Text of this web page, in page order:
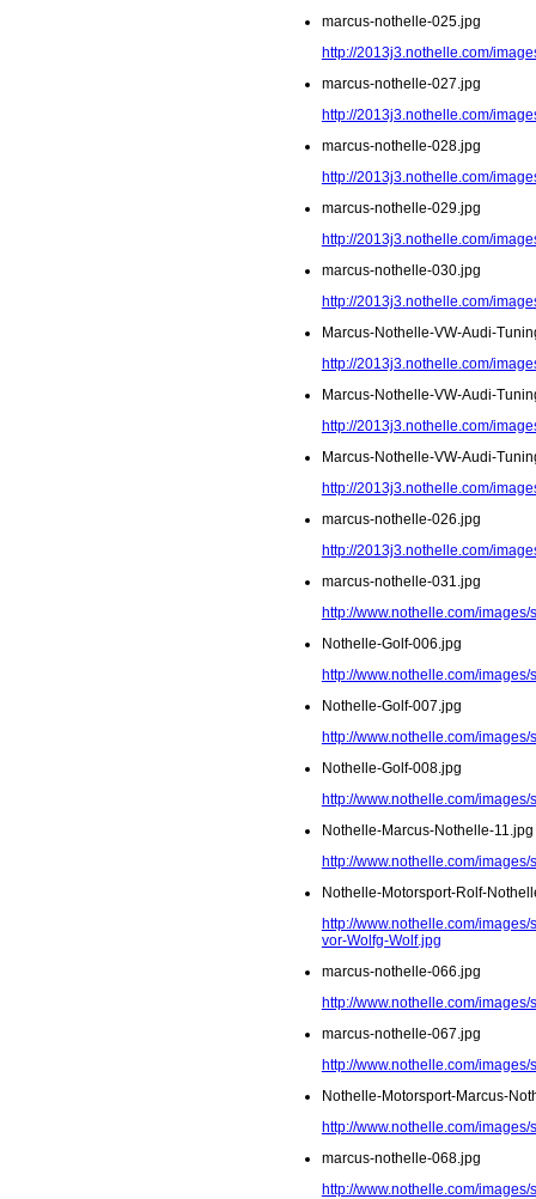
marcus-nothelle-025.jpg
http://2013j3.nothelle.com/
marcus-nothelle-027.jpg
http://2013j3.nothelle.com/
marcus-nothelle-028.jpg
http://2013j3.nothelle.com/
marcus-nothelle-029.jpg
http://2013j3.nothelle.com/
marcus-nothelle-030.jpg
http://2013j3.nothelle.com/
Marcus-Nothelle-VW-Audi-
http://2013j3.nothelle.com/
Marcus-Nothelle-VW-Audi-
http://2013j3.nothelle.com/
Marcus-Nothelle-VW-Audi-
http://2013j3.nothelle.com/
marcus-nothelle-026.jpg
http://2013j3.nothelle.com/
marcus-nothelle-031.jpg
http://www.nothelle.com/
Nothelle-Golf-006.jpg
http://www.nothelle.com/
Nothelle-Golf-007.jpg
http://www.nothelle.com/
Nothelle-Golf-008.jpg
http://www.nothelle.com/
Nothelle-Marcus-Nothelle-11.jpg
http://www.nothelle.com/
Nothelle-Motorsport-Rolf-
http://www.nothelle.com/
vor-Wolfg-Wolf.jpg
marcus-nothelle-066.jpg
http://www.nothelle.com/
marcus-nothelle-067.jpg
http://www.nothelle.com/
Nothelle-Motorsport-Marcus-
http://www.nothelle.com/
marcus-nothelle-068.jpg
http://www.nothelle.com/